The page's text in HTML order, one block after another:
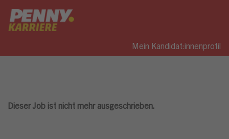
Mein Kandidat:innenprofil
Dieser Job ist nicht mehr ausgeschrieben.